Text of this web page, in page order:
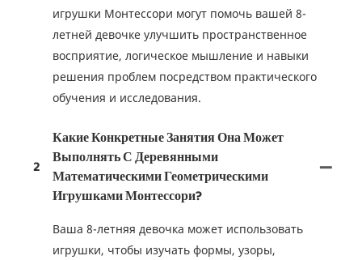
игрушки Монтессори могут помочь вашей 8-
летней девочке улучшить пространственное
восприятие, логическое мышление и навыки
решения проблем посредством практического
обучения и исследования.
2
Какие Конкретные Занятия Она Может
Выполнять С Деревянными
Математическими Геометрическими
Игрушками Монтессори?
Ваша 8-летняя девочка может использовать
игрушки, чтобы изучать формы, узоры,